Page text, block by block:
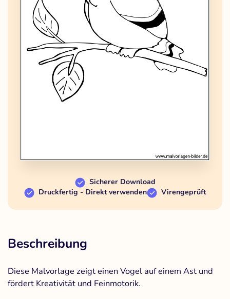
Sicherer Download
Druckfertig - Direkt verwenden
Virengeprüft
Beschreibung
Diese Malvorlage zeigt einen Vogel auf einem Ast und
fördert Kreativität und Feinmotorik.